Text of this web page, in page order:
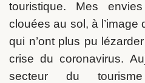
touristique. Mes
clouées au sol, à l’image
qui n’ont plus pu
crise du coronavirus.
secteur du